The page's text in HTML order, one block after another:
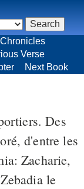
Verse
Next Book
Des
d'entre les
Zacharie,
le